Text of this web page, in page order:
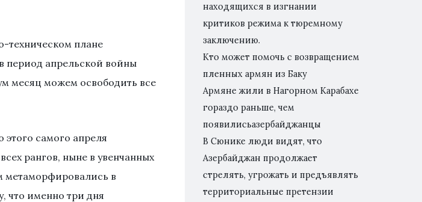
техническом плане
период апрельской войны
месяц можем освободить все
этого самого апреля
рангов, ныне в увенчанных
метаморфировались в
что именно три дня
находящихся в изгнании
критиков режима к тюремному
заключению.
Кто может помочь с возвращением
пленных армян из Баку
Армяне жили в Нагорном Карабахе
гораздо раньше, чем
появилисьазербайджанцы
В Сюнике люди видят, что
Азербайджан продолжает
стрелять, угрожать и предъявлять
территориальные претензии